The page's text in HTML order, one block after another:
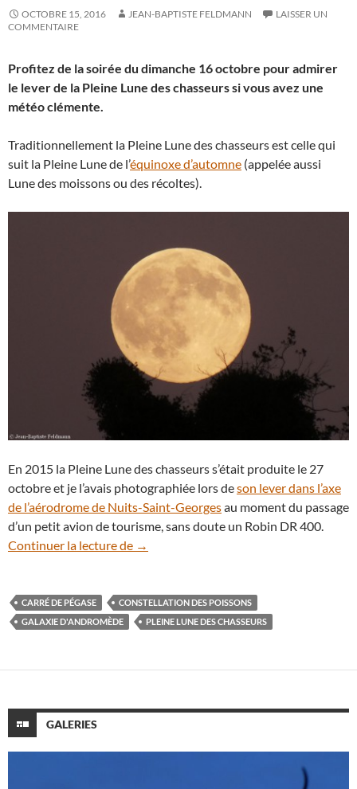
OCTOBRE 15, 2016 JEAN-BAPTISTE FELDMANN
LAISSER UN
COMMENTAIRE
Profitez de la soirée du dimanche 16 octobre pour admirer
le lever de la Pleine Lune des chasseurs si vous avez une
météo clémente.
Traditionnellement la Pleine Lune des chasseurs est celle qui
suit la Pleine Lune de l’équinoxe d’automne (appelée aussi
Lune des moissons ou des récoltes).
En 2015 la Pleine Lune des chasseurs s’était produite le 27
octobre et je l’avais photographiée lors deson lever dans l’axe
de l’aérodrome de Nuits-Saint-Georgesau moment du passage
d’un petit avion de tourisme, sans doute un Robin DR 400.
Continuer la lecture de Le 16 octobre c’est la Pleine Lune des
→
CARRÉ DE PÉGASE
CONSTELLATION DES POISSONS
GALAXIE D'ANDROMÈDE
PLEINE LUNE DES CHASSEURS
GALERIES